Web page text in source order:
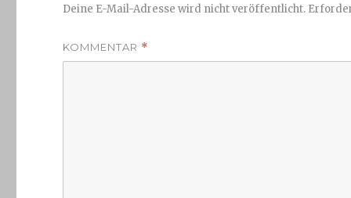
Deine E-Mail-Adresse wird nicht veröffentlicht.
KOMMENTAR *